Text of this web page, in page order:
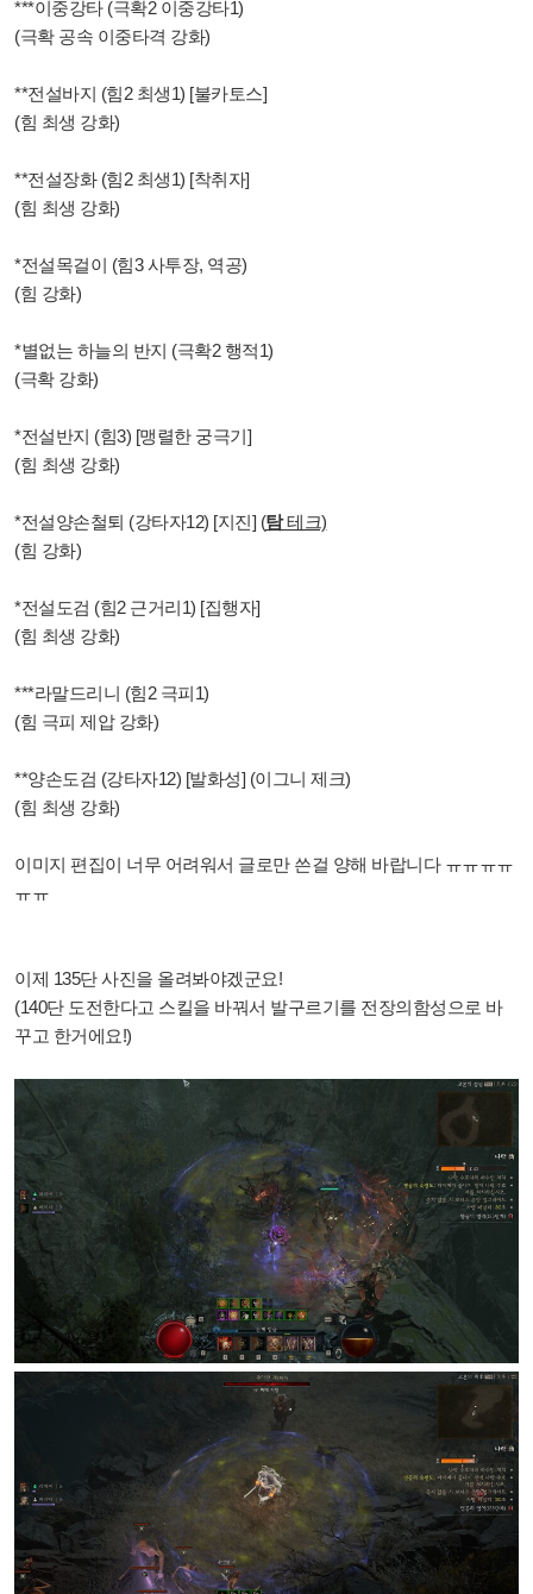
***이중강타 (극확2 이중강타1)
(극확 공속 이중타격 강화)
**전설바지 (힘2 최생1) [불카토스]
(힘 최생 강화)
**전설장화 (힘2 최생1) [착취자]
(힘 최생 강화)
*전설목걸이 (힘3 사투장, 역공)
(힘 강화)
*별없는 하늘의 반지 (극확2 행적1)
(극확 강화)
*전설반지 (힘3) [맹렬한 궁극기]
(힘 최생 강화)
*전설양손철퇴 (강타자12) [지진] (탐테크)
(힘 강화)
*전설도검 (힘2 근거리1) [집행자]
(힘 최생 강화)
***라말드리니 (힘2 극피1)
(힘 극피 제압 강화)
**양손도검 (강타자12) [발화성] (이그니 제크)
(힘 최생 강화)
이미지 편집이 너무 어려워서 글로만 쓴걸 양해 바랍니다 ㅠㅠㅠㅠ
ㅠㅠ
이제 135단 사진을 올려봐야겠군요!
(140단 도전한다고 스킬을 바꿔서 발구르기를 전장의함성으로 바
꾸고 한거에요!)